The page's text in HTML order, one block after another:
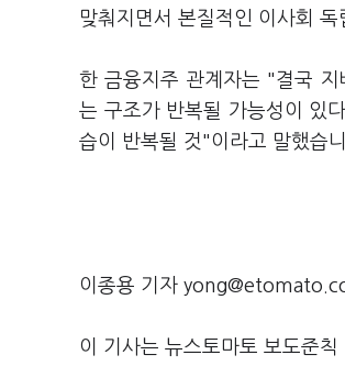
맞춰지면서 본질적인 이사회
한 금융지주 관계자는 "결국
는 구조가 반복될 가능성이 있
습이 반복될 것"이라고 말했습
이종용 기자
이 기사는 뉴스토마토 보도준